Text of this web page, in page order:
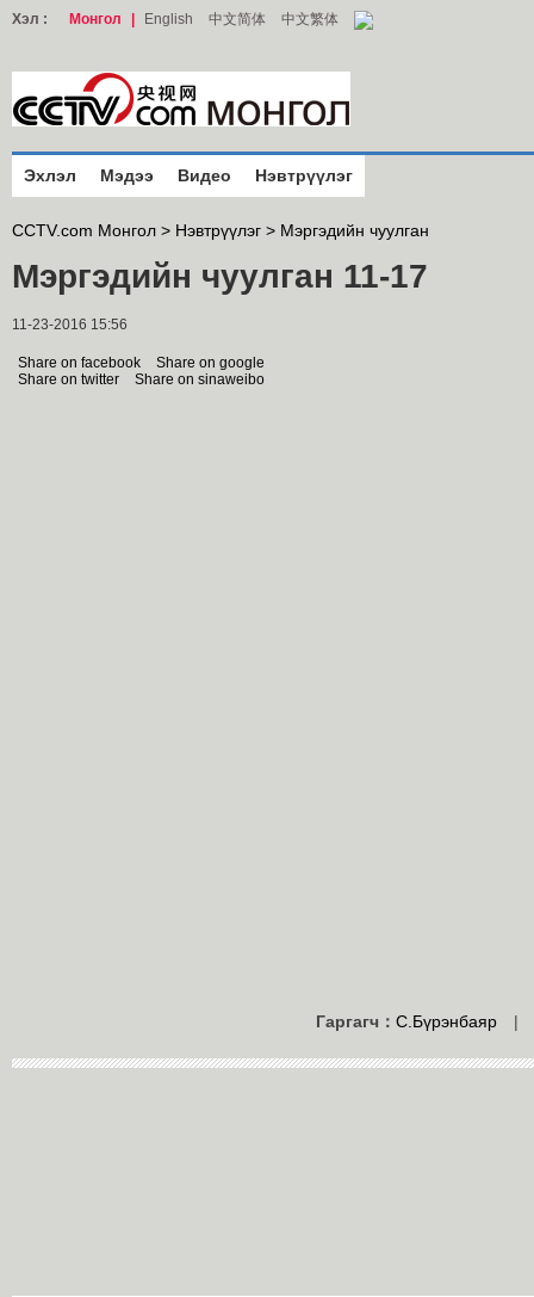
Хэл : Монгол English 中文简体 中文繁体
Эхлэл Мэдээ Видео Нэвтрүүлэг
CCTV.com Монгол > Нэвтрүүлэг > Мэргэдийн чуулган
Мэргэдийн чуулган 11-17
11-23-2016 15:56
Share on facebook
Share on google
Share on twitter
Share on sinaweibo
Гаргагч： С.Бүрэнбаяр |